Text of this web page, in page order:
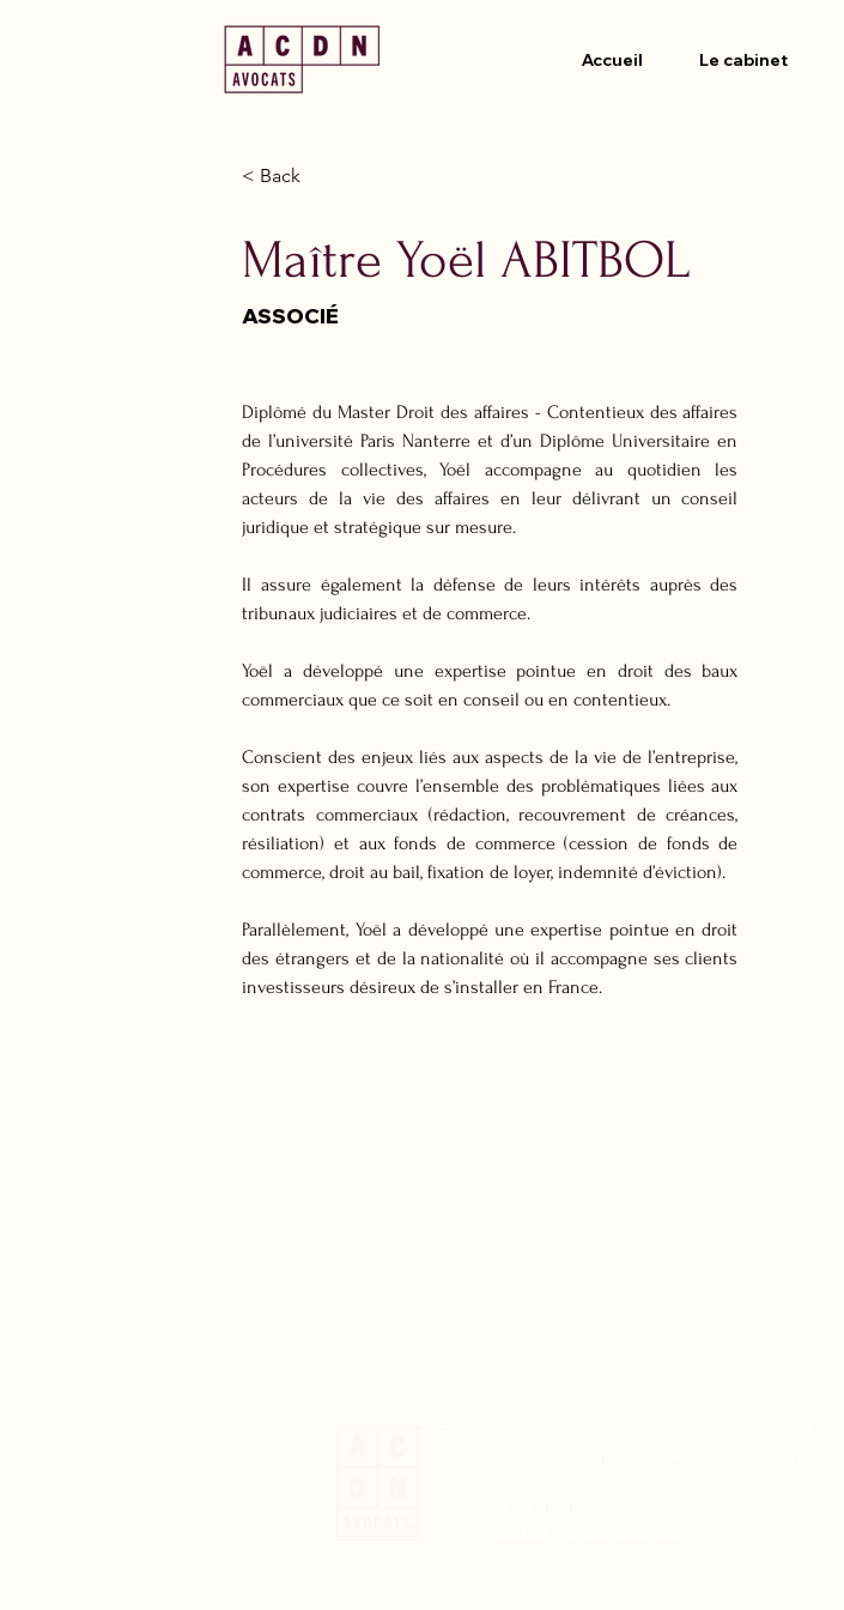
Accueil Le cabinet
< Back
Maître Yoël ABITBOL
ASSOCIÉ
Diplômé du Master Droit des affaires - Contentieux des affaires
de l’université Paris Nanterre et d’un Diplôme Universitaire en
Procédures collectives, Yoël accompagne au quotidien les
acteurs de la vie des affaires en leur délivrant un conseil
juridique et stratégique sur mesure.
Il assure également la défense de leurs intérêts auprès des
tribunaux judiciaires et de commerce.
Yoël a développé une expertise pointue en droit des baux
commerciaux que ce soit en conseil ou en contentieux.
Conscient des enjeux liés aux aspects de la vie de l’entreprise,
son expertise couvre l’ensemble des problématiques liées aux
contrats commerciaux (rédaction, recouvrement de créances,
résiliation) et aux fonds de commerce (cession de fonds de
commerce, droit au bail, fixation de loyer, indemnité d’éviction).
Parallèlement, Yoël a développé une expertise pointue en droit
des étrangers et de la nationalité où il accompagne ses clients
investisseurs désireux de s’installer en France.